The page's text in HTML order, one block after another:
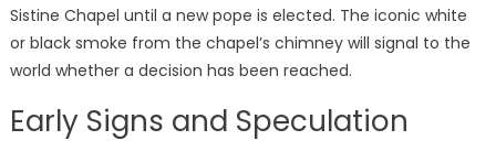
Sistine Chapel until a new pope is elected. The iconic white
or black smoke from the chapel’s chimney will signal to the
world whether a decision has been reached.
Early Signs and Speculation